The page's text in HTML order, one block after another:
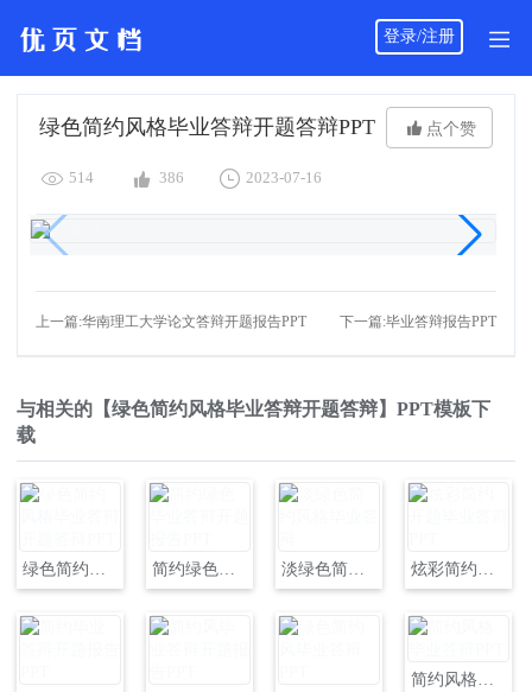
登录/注册
绿色简约风格毕业答辩开题答辩PPT  点个赞
 514  386  2023-07-16
上一篇:华南理工大学论文答辩开题报告PPT 下一篇:毕业答辩报告PPT
与相关的【绿色简约风格毕业答辩开题答辩】PPT模板下
载
绿色简约风格毕业答辩开题答辩PPT 简约绿色毕业答辩开题报告PPT 淡绿色简约风格毕业答辩 炫彩简约开题毕业答辩PPT
简约风格毕业答辩PPT